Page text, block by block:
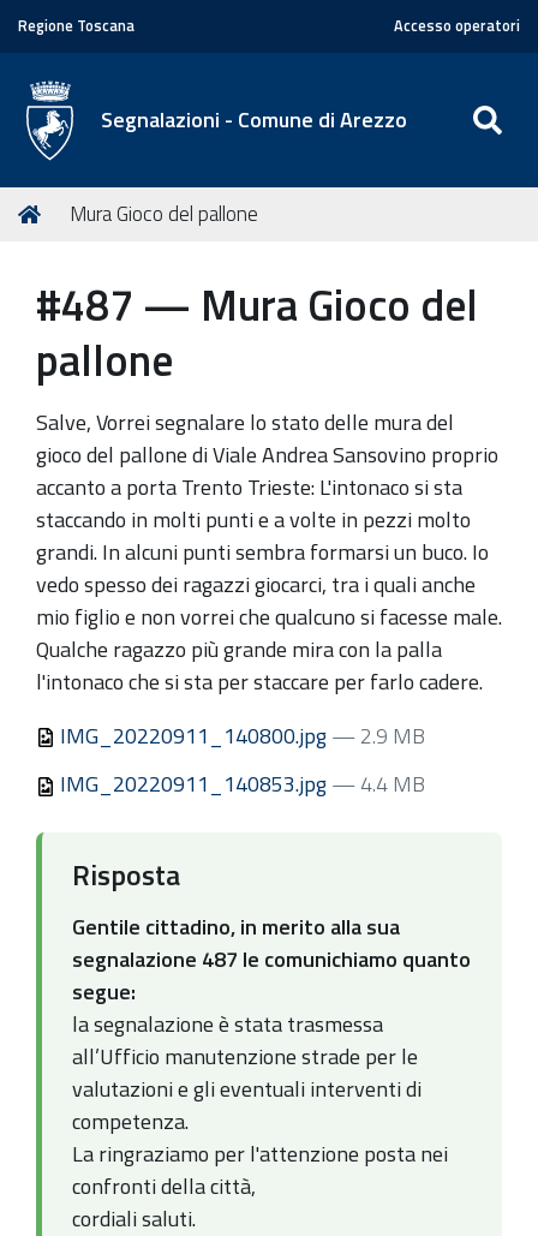
Regione Toscana Accesso operatori
Segnalazioni - Comune di Arezzo
T
Home
Mura Gioco del pallone
#487 — Mura Gioco del
pallone
Salve, Vorrei segnalare lo stato delle mura del
gioco del pallone di Viale Andrea Sansovino proprio
accanto a porta Trento Trieste: L'intonaco si sta
staccando in molti punti e a volte in pezzi molto
grandi. In alcuni punti sembra formarsi un buco. Io
vedo spesso dei ragazzi giocarci, tra i quali anche
mio figlio e non vorrei che qualcuno si facesse male.
Qualche ragazzo più grande mira con la palla
l'intonaco che si sta per staccare per farlo cadere.
IMG_20220911_140800.jpg— 2.9 MB
IMG_20220911_140853.jpg— 4.4 MB
Risposta
Gentile cittadino, in merito alla sua
segnalazione 487 le comunichiamo quanto
segue:
la segnalazione è stata trasmessa
all’Ufficio manutenzione strade per le
valutazioni e gli eventuali interventi di
competenza.
La ringraziamo per l'attenzione posta nei
confronti della città,
cordiali saluti.